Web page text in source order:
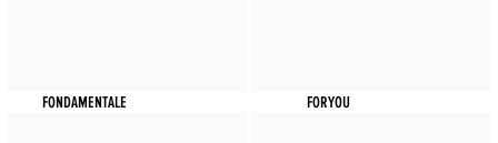
FONDAMENTALE FORYOU